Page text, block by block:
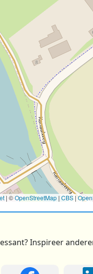
| ©OpenStreetMap | CBS|
Inspireer